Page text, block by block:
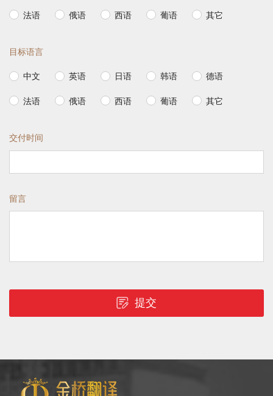
法语 俄语 西语 葡语 其它
目标语言
中文 英语 日语 韩语 德语
法语 俄语 西语 葡语 其它
交付时间
留言
提交